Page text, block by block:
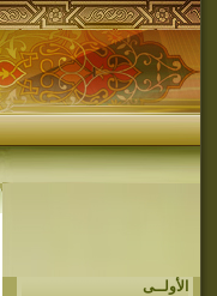
الأولــى